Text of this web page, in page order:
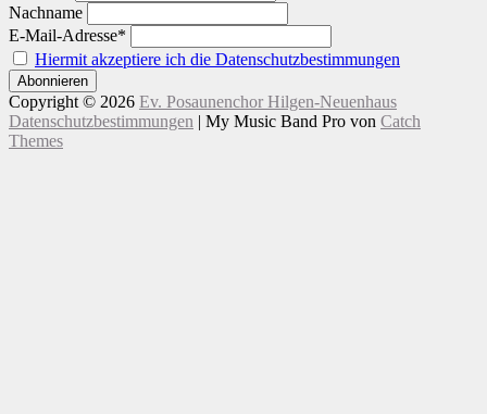
Nachname
E-Mail-Adresse*
Hiermit akzeptiere ich die Datenschutzbestimmungen
Copyright © 2026 Ev. Posaunenchor Hilgen-Neuenhaus
Datenschutzbestimmungen | My Music Band Pro von Catch
Themes